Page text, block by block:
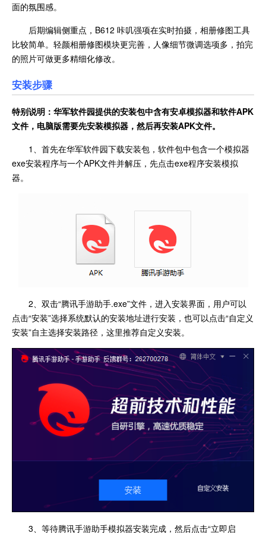
面的氛围感。
后期编辑侧重点，B612 咔叽强项在实时拍摄，相册修图工具
比较简单。轻颜相册修图模块更完善，人像细节微调选项多，拍完
的照片可做更多精细化修改。
安装步骤
特别说明：华军软件园提供的安装包中含有安卓模拟器和软件APK
文件，电脑版需要先安装模拟器，然后再安装APK文件。
1、首先在华军软件园下载安装包，软件包中包含一个模拟器
exe安装程序与一个APK文件并解压，先点击exe程序安装模拟
器。
2、双击“腾讯手游助手.exe”文件，进入安装界面，用户可以
点击“安装”选择系统默认的安装地址进行安装，也可以点击“自定义
安装”自主选择安装路径，这里推荐自定义安装。
3、等待腾讯手游助手模拟器安装完成，然后点击“立即启